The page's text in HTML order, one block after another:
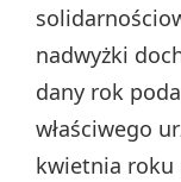
nadwyżki
dany rok
właściwego
kwietnia roku